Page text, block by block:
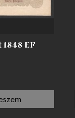
EF